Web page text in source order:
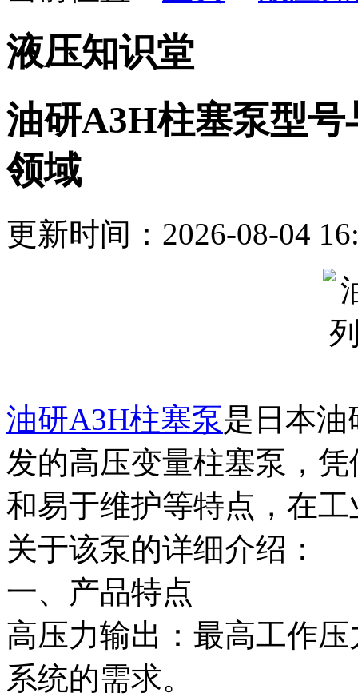
液压知识堂
油研A3H柱塞泵型
领域
更新时间：2026-08-04
油研A3H柱塞泵是日本
发的高压变量柱塞泵，
和易于维护等特点，在
关于该泵的详细介绍：
一、产品特点
高压力输出‌：最高工作
系统的需求。